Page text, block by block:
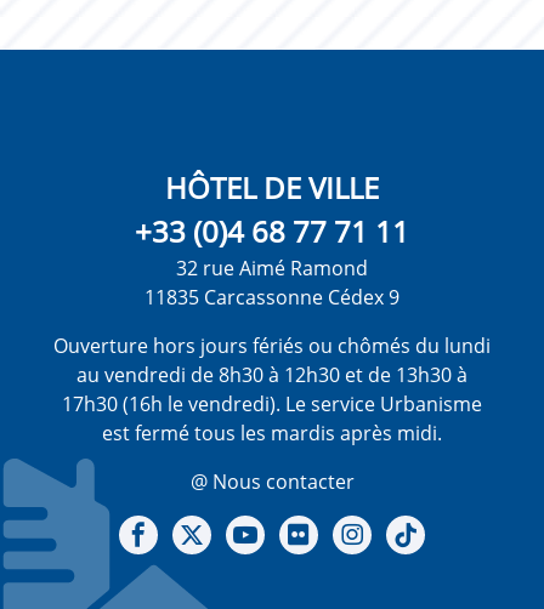
HÔTEL DE VILLE
+33 (0)4 68 77 71 11
32 rue Aimé Ramond
11835 Carcassonne Cédex 9
Ouverture hors jours fériés ou chômés du lundi
au vendredi de 8h30 à 12h30 et de 13h30 à
17h30 (16h le vendredi). Le service Urbanisme
est fermé tous les mardis après midi.
@ Nous contacter
Notre Facebook
Notre X - (twitter)
Notre chaine Youtube
Notre Gallerie sur Flickr
Notre Instagram